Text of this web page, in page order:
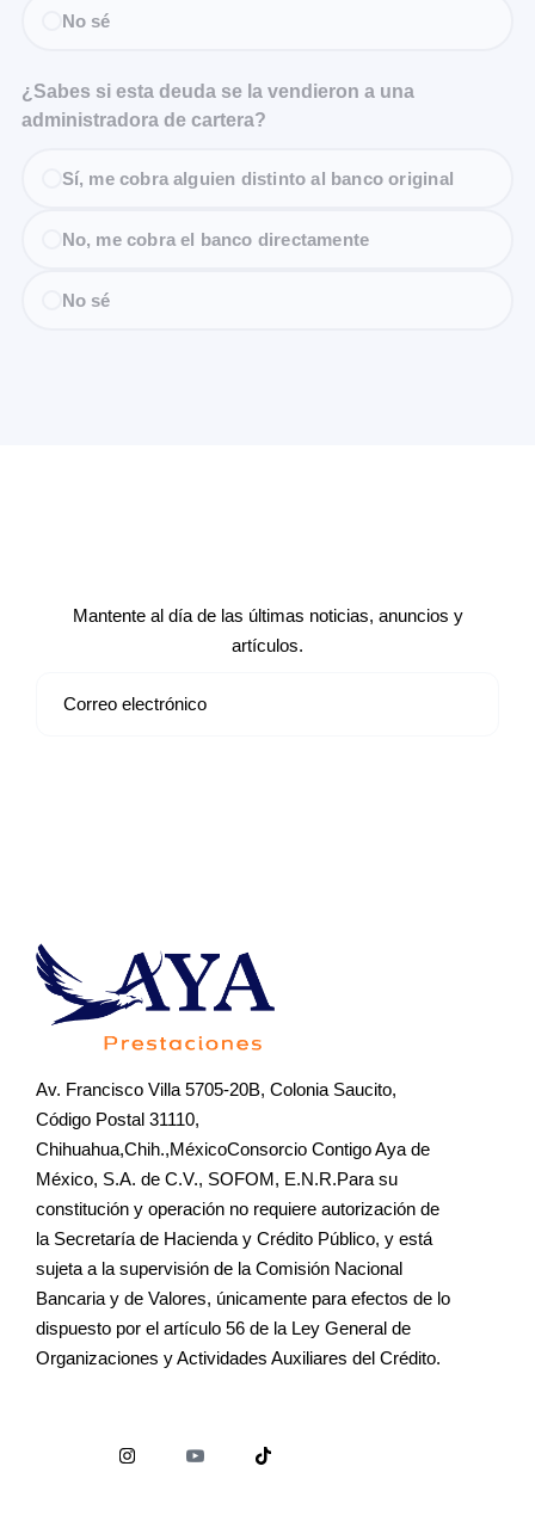
No sé
¿Sabes si esta deuda se la vendieron a una
administradora de cartera?
Sí, me cobra alguien distinto al banco original
No, me cobra el banco directamente
No sé
Mantente al día de las últimas noticias, anuncios y
artículos.
Av. Francisco Villa 5705-20B, Colonia Saucito,
Código Postal 31110,
Chihuahua,Chih.,MéxicoConsorcio Contigo Aya de
México, S.A. de C.V., SOFOM, E.N.R.Para su
constitución y operación no requiere autorización de
la Secretaría de Hacienda y Crédito Público, y está
sujeta a la supervisión de la Comisión Nacional
Bancaria y de Valores, únicamente para efectos de lo
dispuesto por el artículo 56 de la Ley General de
Organizaciones y Actividades Auxiliares del Crédito.